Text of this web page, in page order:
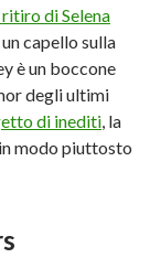
di Selena
capello sulla
è un boccone
degli ultimi
di inediti , la
modo piuttosto